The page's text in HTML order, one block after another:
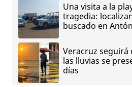
Una visita a la
tragedia:
buscado en
Veracruz seguirá
las lluvias se
días